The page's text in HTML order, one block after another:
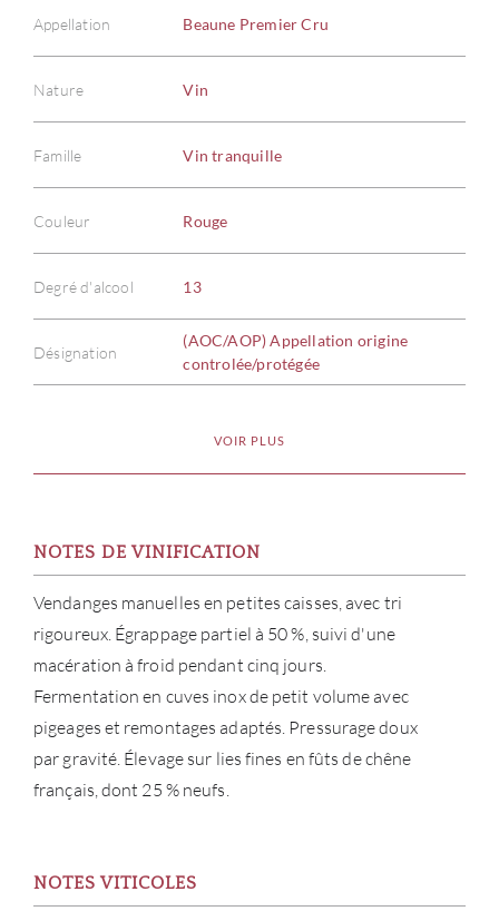
Appellation Beaune Premier Cru
Nature Vin
Famille Vin tranquille
Couleur Rouge
Degré d'alcool 13
Désignation
(AOC/AOP) Appellation origine
controlée/protégée
VOIR PLUS
NOTES DE VINIFICATION
Vendanges manuelles en petites caisses, avec tri
rigoureux. Égrappage partiel à 50 %, suivi d'une
macération à froid pendant cinq jours.
Fermentation en cuves inox de petit volume avec
pigeages et remontages adaptés. Pressurage doux
par gravité. Élevage sur lies fines en fûts de chêne
français, dont 25 % neufs.
NOTES VITICOLES